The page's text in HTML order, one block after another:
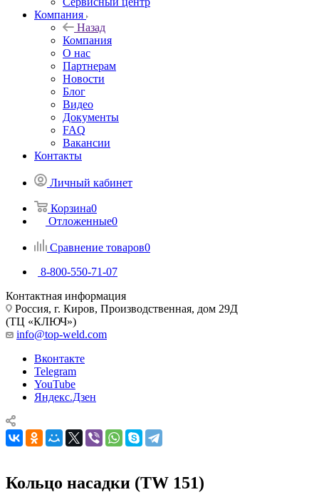
Компания
Назад
Компания
О нас
Партнерам
Новости
Блог
Видео
Документы
FAQ
Вакансии
Контакты
Личный кабинет
Корзина0
Отложенные0
Сравнение товаров0
8-800-550-71-07
Контактная информация
Россия, г. Киров, Производственная, дом 29Д
(ТЦ «КЛЮЧ»)
info@top-weld.com
Вконтакте
Telegram
YouTube
Яндекс.Дзен
Кольцо насадки (TW 151)